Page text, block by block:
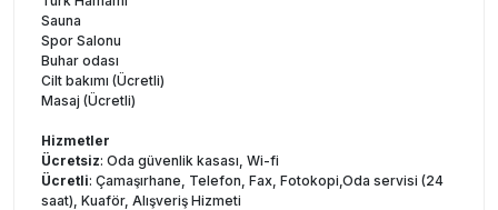
Sauna
Spor Salonu
Buhar odası
Cilt bakımı (Ücretli)
Masaj (Ücretli)
Hizmetler
Ücretsiz: Oda güvenlik kasası, Wi-fi
Ücretli: Çamaşırhane, Telefon, Fax, Fotokopi,Oda servisi (24
saat), Kuaför, Alışveriş Hizmeti